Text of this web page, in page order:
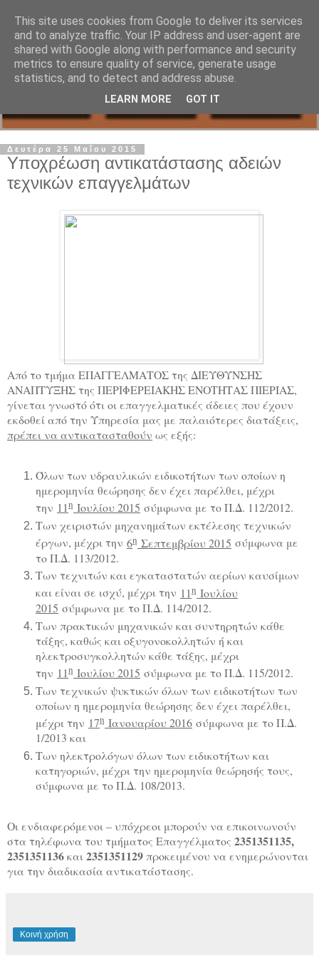
Δευτέρα 25 Μαΐου 2015
Υποχρέωση αντικατάστασης αδειών
τεχνικών επαγγελμάτων
Από το τμήμα ΕΠΑΓΓΕΛΜΑΤΟΣ της ΔΙΕΥΘΥΝΣΗΣ
ΑΝΑΠΤΥΞΗΣ της ΠΕΡΙΦΕΡΕΙΑΚΗΣ ΕΝΟΤΗΤΑΣ ΠΙΕΡΙΑΣ,
γίνεται γνωστό ότι οι επαγγελματικές άδειες που έχουν
εκδοθεί από την Υπηρεσία μας με παλαιότερες διατάξεις,
πρέπει να αντικατασταθούν ως εξής:
Όλων των υδραυλικών ειδικοτήτων των οποίων η
ημερομηνία θεώρησης δεν έχει παρέλθει, μέχρι
την 11η Ιουλίου 2015 σύμφωνα με το Π.Δ. 112/2012.
Των χειριστών μηχανημάτων εκτέλεσης τεχνικών
έργων, μέχρι την 6η Σεπτεμβρίου 2015 σύμφωνα με
το Π.Δ. 113/2012.
Των τεχνιτών και εγκαταστατών αερίων καυσίμων
και είναι σε ισχύ, μέχρι την 11η Ιουλίου
2015 σύμφωνα με το Π.Δ. 114/2012.
Των πρακτικών μηχανικών και συντηρητών κάθε
τάξης, καθώς και οξυγονοκολλητών ή και
ηλεκτροσυγκολλητών κάθε τάξης, μέχρι
την 11η Ιουλίου 2015 σύμφωνα με το Π.Δ. 115/2012.
Των τεχνικών ψυκτικών όλων των ειδικοτήτων των
οποίων η ημερομηνία θεώρησης δεν έχει παρέλθει,
μέχρι την 17η Ιανουαρίου 2016 σύμφωνα με το Π.Δ.
1/2013 και
Των ηλεκτρολόγων όλων των ειδικοτήτων και
κατηγοριών, μέχρι την ημερομηνία θεώρησής τους,
σύμφωνα με το Π.Δ. 108/2013.
Οι ενδιαφερόμενοι – υπόχρεοι μπορούν να επικοινωνούν
στα τηλέφωνα του τμήματος Επαγγέλματος 2351351135,
2351351136και2351351129προκειμένου να ενημερώνονται
για την διαδικασία αντικατάστασης.
Κοινή χρήση
This site uses cookies from Google to deliver its services
and to analyze traffic. Your IP address and user-agent are
shared with Google along with performance and security
metrics to ensure quality of service, generate usage
statistics, and to detect and address abuse.
LEARN MORE GOT IT